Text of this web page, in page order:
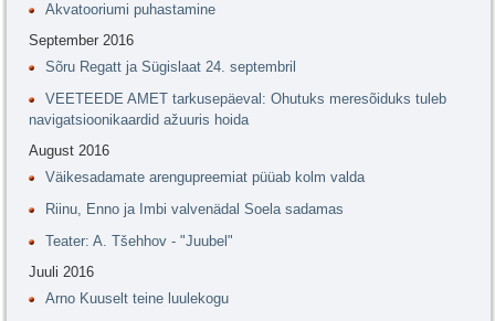
Akvatooriumi puhastamine
September 2016
Sõru Regatt ja Sügislaat 24. septembril
VEETEEDE AMET tarkusepäeval: Ohutuks meresõiduks tuleb
navigatsioonikaardid ažuuris hoida
August 2016
Väikesadamate arengupreemiat püüab kolm valda
Riinu, Enno ja Imbi valvenädal Soela sadamas
Teater: A. Tšehhov - "Juubel"
Juuli 2016
Arno Kuuselt teine luulekogu